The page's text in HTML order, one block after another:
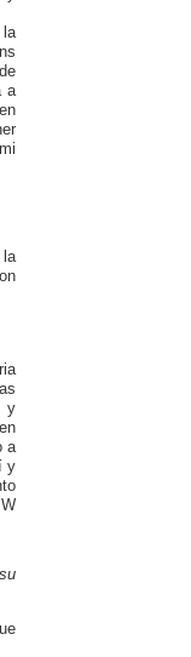
a
la
y
a
y